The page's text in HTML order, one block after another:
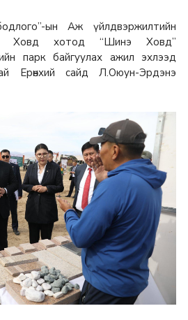
ын Аж үйлдвэржилтийн
Ховд хотод “Шинэ Ховд”
парк байгуулах ажил эхлээд
Ерөнхий сайд Л.Оюун-Эрдэнэ